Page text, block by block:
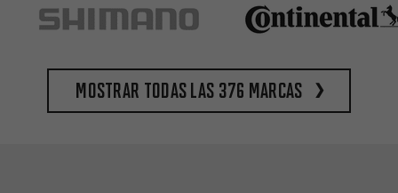
Mostrar todas las 376 marcas